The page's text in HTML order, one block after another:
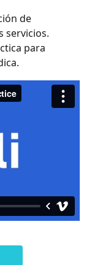
de
servicios.
para